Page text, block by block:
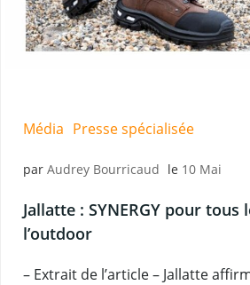
Média Presse spécialisée
par Audrey Bourricaud le 10 Mai
Jallatte : SYNERGY pour tous
l’outdoor
– Extrait de l’article – Jallatte